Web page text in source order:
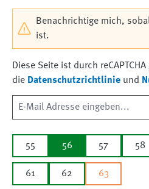
Benachrichtige mich,
ist.
Diese Seite ist durch
die Datenschutzrichtlinie und
55 56 57 58
61 62 63